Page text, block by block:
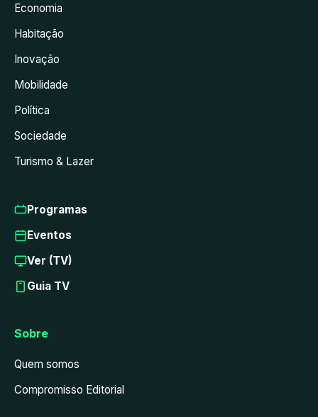
Economia
Habitação
Inovação
Mobilidade
Política
Sociedade
Turismo & Lazer
Programas
Eventos
Ver (TV)
Guia TV
Sobre
Quem somos
Compromisso Editorial